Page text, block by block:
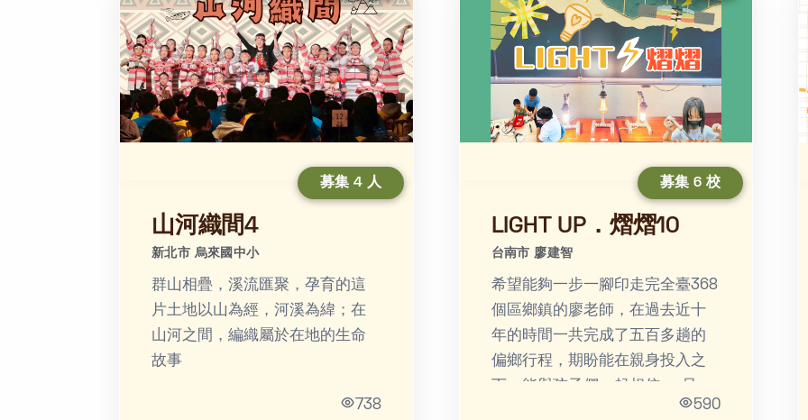
募集 4 人
山河織間4
新北市 烏來國中小
群山相疊，溪流匯聚，孕育的這
片土地以山為經，河溪為緯；在
山河之間，編織屬於在地的生命
故事
738
募集 6 校
LIGHT UP．熠熠10
台南市 廖建智
希望能夠一步一腳印走完全臺368
個區鄉鎮的廖老師，在過去近十
年的時間一共完成了五百多趟的
偏鄉行程，期盼能在親身投入之
勇敢前行，我們都能成為溫暖的590